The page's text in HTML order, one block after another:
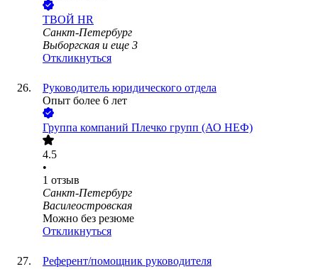
ТВОЙ HR
Санкт-Петербург
Выборгская и еще 3
Откликнуться
Руководитель юридического отдела
Опыт более 6 лет
Группа компаний Плечко групп (АО НЕФ)
4.5
•
1 отзыв
Санкт-Петербург
Василеостровская
Можно без резюме
Откликнуться
Референт/помощник руководителя